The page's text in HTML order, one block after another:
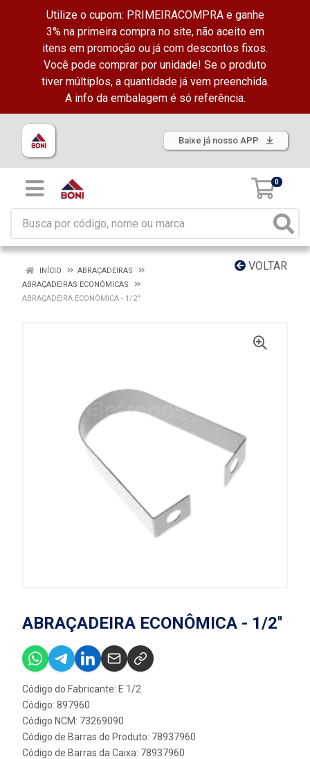
Utilize o cupom: PRIMEIRACOMPRA e ganhe
3% na primeira compra no site, não aceito em
itens em promoção ou já com descontos fixos.
Você pode comprar por unidade! Se o produto
tiver múltiplos, a quantidade já vem preenchida.
A info da embalagem é só referência.
Baixe já nosso APP
0
VOLTAR
INÍCIO
ABRAÇADEIRAS
ABRAÇADEIRAS ECONÔMICAS
ABRAÇADEIRA ECONÔMICA - 1/2''
ABRAÇADEIRA ECONÔMICA - 1/2''
Código do Fabricante: E 1/2
Código: 897960
Código NCM: 73269090
Código de Barras do Produto: 78937960
Código de Barras da Caixa: 78937960